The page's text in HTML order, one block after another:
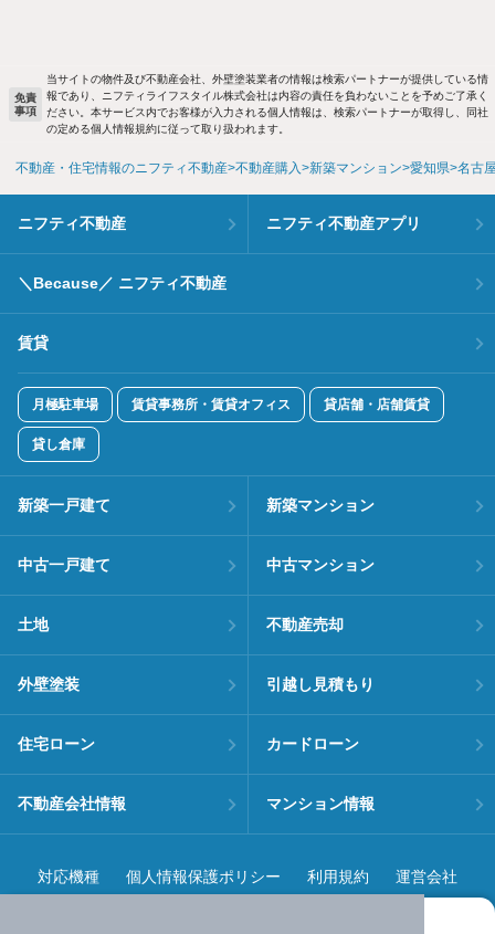
免責
事項
当サイトの物件及び不動産会社、外壁塗装業者の情報は検索パートナーが提供している情
報であり、ニフティライフスタイル株式会社は内容の責任を負わないことを予めご了承く
ださい。本サービス内でお客様が入力される個人情報は、検索パートナーが取得し、同社
の定める個人情報規約に従って取り扱われます。
不動産・住宅情報のニフティ不動産 不動産購入 新築マンション 愛知県 名古
ニフティ不動産 ニフティ不動産アプリ
＼Because／ ニフティ不動産
賃貸
月極駐車場 賃貸事務所・賃貸オフィス 貸店舗・店舗賃貸
貸し倉庫
新築一戸建て 新築マンション
中古一戸建て 中古マンション
土地 不動産売却
外壁塗装 引越し見積もり
住宅ローン カードローン
不動産会社情報 マンション情報
対応機種 個人情報保護ポリシー 利用規約 運営会社